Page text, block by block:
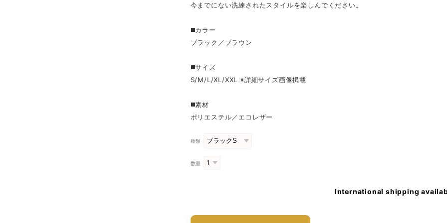
今までにない洗練されたスタイルを楽しんでください。
◼️カラー
ブラック／ブラウン
◼️サイズ
S/M/L/XL/XXL ※詳細サイズ画像掲載
◼️素材
ポリエステル／エコレザー
種類
数量
International shipping